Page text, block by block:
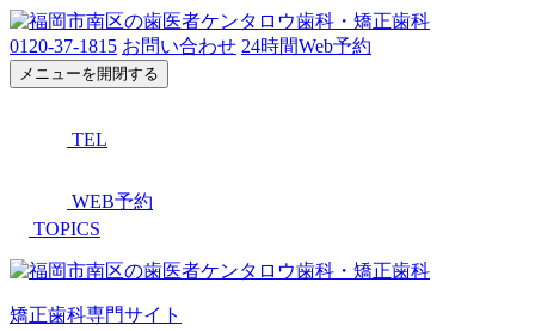
0120-37-1815 お問い合わせ 24時間Web予約
メニューを開閉する
TEL
WEB予約
TOPICS
矯正歯科専門サイト